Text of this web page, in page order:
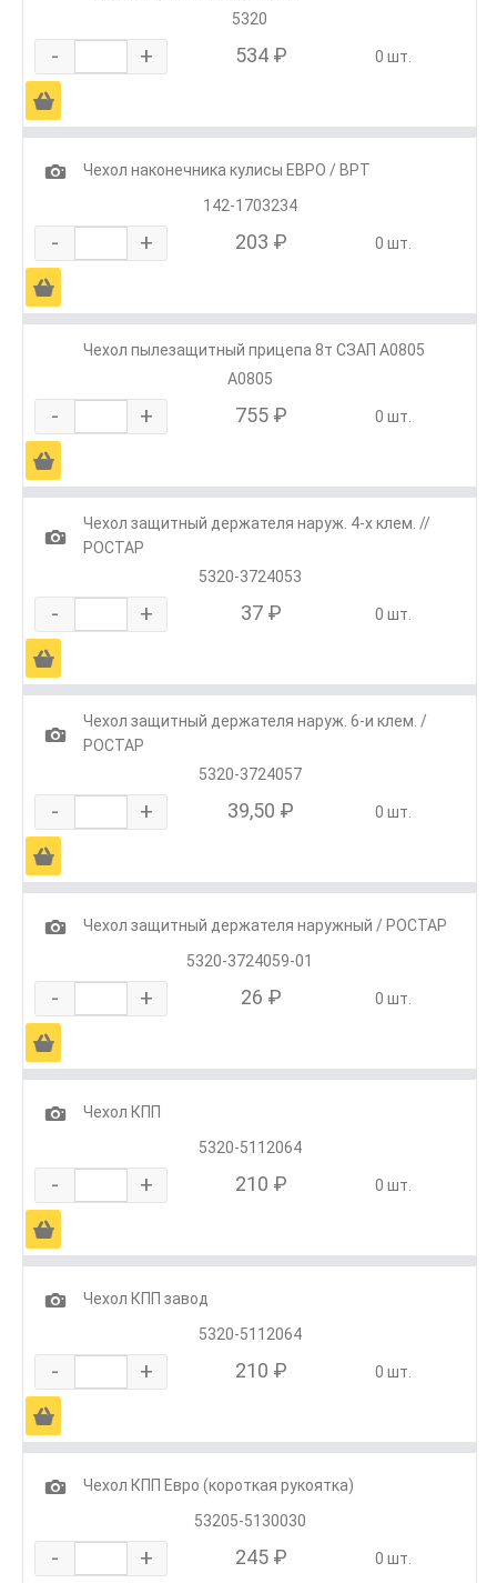
5320
- + 534 ₽ 0 шт.
Ä
1
Чехол наконечника кулисы ЕВРО / ВРТ
142-1703234
- + 203 ₽ 0 шт.
Ä
Чехол пылезащитный прицепа 8т СЗАП А0805
А0805
- + 755 ₽ 0 шт.
Ä
1
Чехол защитный держателя наруж. 4-х клем. //
РОСТАР
5320-3724053
- + 37 ₽ 0 шт.
Ä
1
Чехол защитный держателя наруж. 6-и клем. /
РОСТАР
5320-3724057
- + 39,50 ₽ 0 шт.
Ä
1
Чехол защитный держателя наружный / РОСТАР
5320-3724059-01
- + 26 ₽ 0 шт.
Ä
1
Чехол КПП
5320-5112064
- + 210 ₽ 0 шт.
Ä
1
Чехол КПП завод
5320-5112064
- + 210 ₽ 0 шт.
Ä
1
Чехол КПП Евро (короткая рукоятка)
53205-5130030
- + 245 ₽ 0 шт.